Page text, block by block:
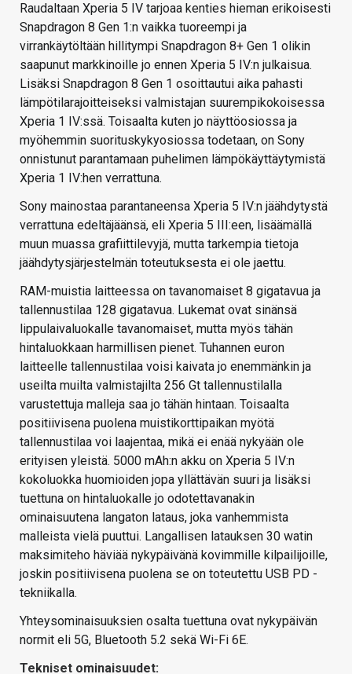
Raudaltaan Xperia 5 IV tarjoaa kenties hieman erikoisesti
Snapdragon 8 Gen 1:n vaikka tuoreempi ja
virrankäytöltään hillitympi Snapdragon 8+ Gen 1 olikin
saapunut markkinoille jo ennen Xperia 5 IV:n julkaisua.
Lisäksi Snapdragon 8 Gen 1 osoittautui aika pahasti
lämpötilarajoitteiseksi valmistajan suurempikokoisessa
Xperia 1 IV:ssä. Toisaalta kuten jo näyttöosiossa ja
myöhemmin suorituskykyosiossa todetaan, on Sony
onnistunut parantamaan puhelimen lämpökäyttäytymistä
Xperia 1 IV:hen verrattuna.
Sony mainostaa parantaneensa Xperia 5 IV:n jäähdytystä
verrattuna edeltäjäänsä, eli Xperia 5 III:een, lisäämällä
muun muassa grafiittilevyjä, mutta tarkempia tietoja
jäähdytysjärjestelmän toteutuksesta ei ole jaettu.
RAM-muistia laitteessa on tavanomaiset 8 gigatavua ja
tallennustilaa 128 gigatavua. Lukemat ovat sinänsä
lippulaivaluokalle tavanomaiset, mutta myös tähän
hintaluokkaan harmillisen pienet. Tuhannen euron
laitteelle tallennustilaa voisi kaivata jo enemmänkin ja
useilta muilta valmistajilta 256 Gt tallennustilalla
varustettuja malleja saa jo tähän hintaan. Toisaalta
positiivisena puolena muistikorttipaikan myötä
tallennustilaa voi laajentaa, mikä ei enää nykyään ole
erityisen yleistä. 5000 mAh:n akku on Xperia 5 IV:n
kokoluokka huomioiden jopa yllättävän suuri ja lisäksi
tuettuna on hintaluokalle jo odotettavanakin
ominaisuutena langaton lataus, joka vanhemmista
malleista vielä puuttui. Langallisen latauksen 30 watin
maksimiteho häviää nykypäivänä kovimmille kilpailijoille,
joskin positiivisena puolena se on toteutettu USB PD -
tekniikalla.
Yhteysominaisuuksien osalta tuettuna ovat nykypäivän
normit eli 5G, Bluetooth 5.2 sekä Wi-Fi 6E.
Tekniset ominaisuudet: